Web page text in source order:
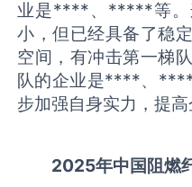
业是****、*****等。
小，但已经具备了稳
空间，有冲击第一梯
队的企业是****、
步加强自身实力，提高
2025年中国阻燃